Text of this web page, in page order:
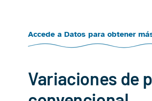
Accede a Datos para obtener
Variaciones de